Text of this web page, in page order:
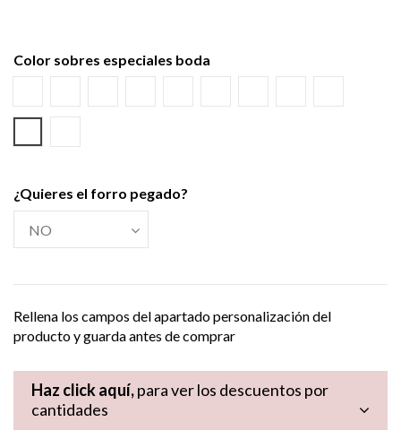
Color sobres especiales boda
¿Quieres el forro pegado?
Rellena los campos del apartado personalización del
producto y guarda antes de comprar
Haz click aquí,para ver los descuentos por
cantidades